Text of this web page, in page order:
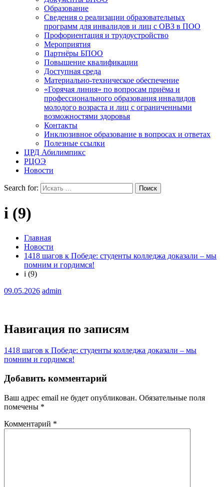
Образование
Сведения о реализации образовательных
программ для инвалидов и лиц с ОВЗ в ПОО
Профориентация и трудоустройство
Мероприятия
Партнёры БПОО
Повышение квалификации
Доступная среда
Материально-техническое обеспечение
«Горячая линия» по вопросам приёма и
профессионального образования инвалидов
молодого возраста и лиц с ограниченными
возможностями здоровья
Контакты
Инклюзивное образование в вопросах и ответах
Полезные ссылки
ЦРД Абилимпикс
РЦОЭ
Новости
Search for:
i (9)
Главная
Новости
1418 шагов к Победе: студенты колледжа доказали – мы
помним и гордимся!
i (9)
09.05.2026 admin
Навигация по записям
1418 шагов к Победе: студенты колледжа доказали – мы
помним и гордимся!
Добавить комментарий
Ваш адрес email не будет опубликован. Обязательные поля
помечены *
Комментарий *